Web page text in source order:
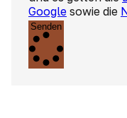
Google sowie die
Senden